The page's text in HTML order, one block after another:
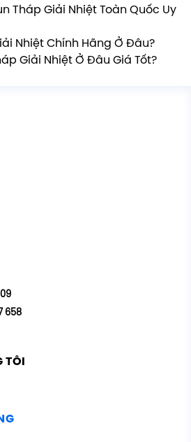
Tháp Giải Nhiệt Toàn Quốc Uy
Nhiệt Chính Hãng Ở Đâu?
Giải Nhiệt Ở Đâu Giá Tốt?
658
TÔI